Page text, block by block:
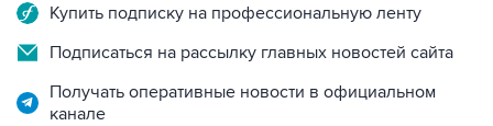
Купить подписку на профессиональную ленту
Подписаться на рассылку главных новостей сайта
Получать оперативные новости в официальном
канале